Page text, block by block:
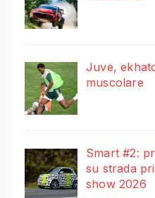
Juve,
muscolare
Smart #2:
su strada
show 2026